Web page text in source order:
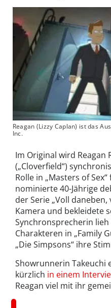
Reagan (Lizzy Caplan) ist das
Inc.
Im Original wird Reagan
(„Cloverfield“)
Rolle in „Masters of
nominierte 40-Jährige
der Serie „Voll
Kamera und bekleidete
Synchronsprecherin
Charakteren in „Family
„Die Simpsons“ ihre
Showrunnerin Takeuchi
kürzlich in einem
Reagan viel mit ihr